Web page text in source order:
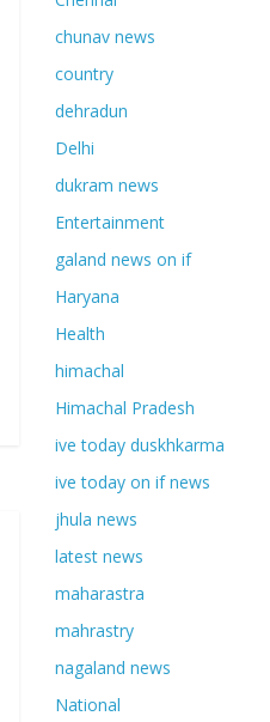
chunav news
country
dehradun
Delhi
dukram news
Entertainment
galand news on if
Haryana
Health
himachal
Himachal Pradesh
ive today duskhkarma
ive today on if news
jhula news
latest news
maharastra
mahrastry
nagaland news
National